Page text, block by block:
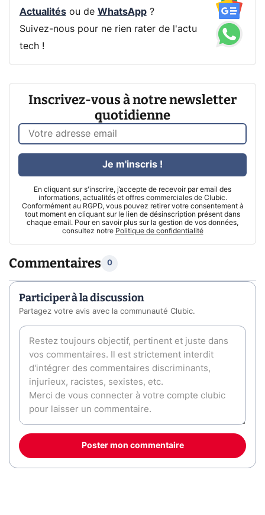
Actualitésou de WhatsApp?
Suivez-nous pour ne rien rater de l'actu
tech !
Inscrivez-vous à notre newsletter
quotidienne
En cliquant sur s'inscrire, j’accepte de recevoir par email des
informations, actualités et offres commerciales de Clubic.
Conformément au RGPD, vous pouvez retirer votre consentement à
tout moment en cliquant sur le lien de désinscription présent dans
chaque email. Pour en savoir plus sur la gestion de vos données,
consultez notre Politique de confidentialité
Je m'inscris !
Commentaires 0
Participer à la discussion
Partagez votre avis avec la communauté Clubic.
Poster mon commentaire